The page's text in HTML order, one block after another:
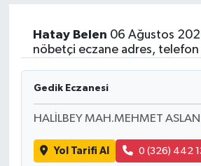
Hatay Belen 06 Ağustos
nöbetçi eczane adres, telefon
Gedik Eczanesi
HALİLBEY MAH.MEHMET
Yol Tarifi Al 0 (326) 442
Teknoloji
Turizm
Kültür - Sanat
Lider Haber TV Canlı Yayın
Haber Arşivi